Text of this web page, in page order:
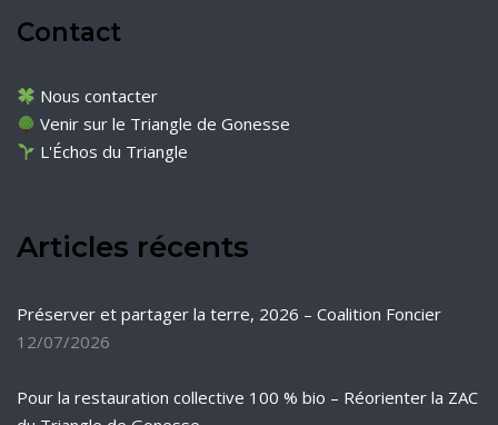
Contact
Nous contacter
Venir sur le Triangle de Gonesse
L'Échos du Triangle
Articles récents
Préserver et partager la terre, 2026 – Coalition Foncier
12/07/2026
Pour la restauration collective 100 % bio – Réorienter la ZAC